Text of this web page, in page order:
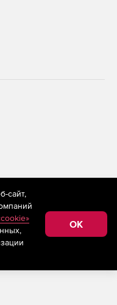
применяются
технологии
сбора,
относящихся к
Федерации)
сайт,
OK